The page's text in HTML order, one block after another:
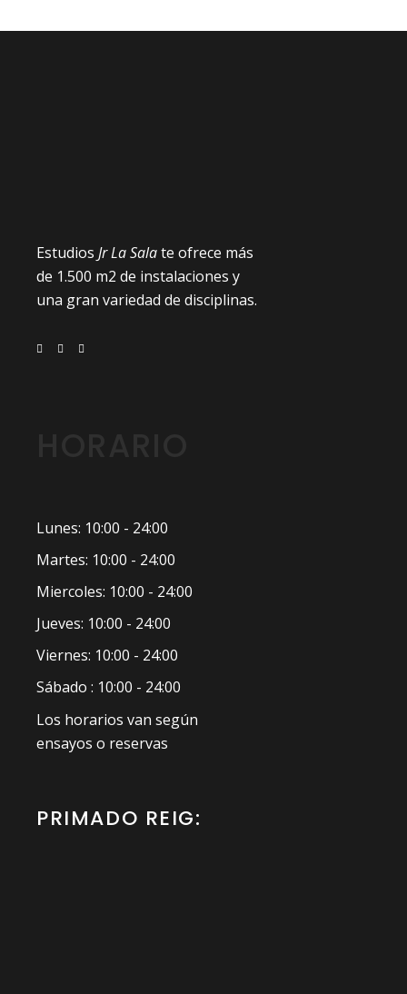
EstudiosJr La Salate ofrece más
de 1.500 m2 de instalaciones y
una gran variedad de disciplinas.
Lunes: 10:00 - 24:00
Martes: 10:00 - 24:00
Miercoles: 10:00 - 24:00
Jueves: 10:00 - 24:00
Viernes: 10:00 - 24:00
Sábado : 10:00 - 24:00
Los horarios van según
ensayos o reservas
PRIMADO REIG: